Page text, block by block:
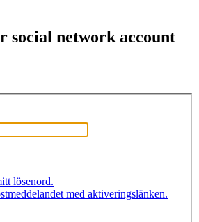
social network account
lösenord.
med aktiveringslänken.